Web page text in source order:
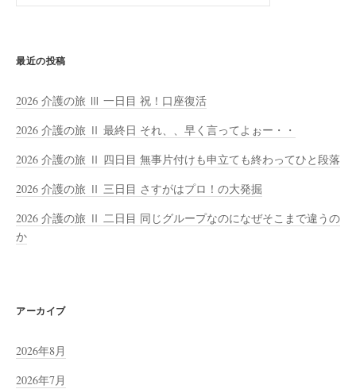
索:
最近の投稿
2026 介護の旅 Ⅲ 一日目 祝！口座復活
2026 介護の旅 Ⅱ 最終日 それ、、早く言ってよぉー・・
2026 介護の旅 Ⅱ 四日目 無事片付けも申立ても終わってひと段落
2026 介護の旅 Ⅱ 三日目 さすがはプロ！の大発掘
2026 介護の旅 Ⅱ 二日目 同じグループなのになぜそこまで違うの
か
アーカイブ
2026年8月
2026年7月